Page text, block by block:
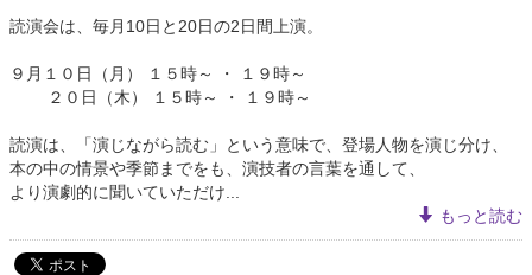
読演会は、毎月10日と20日の2日間上演。
９月１０日（月） １５時～ ・ １９時～
２０日（木） １５時～ ・ １９時～
読演は、「演じながら読む」という意味で、登場人物を演じ分け、
本の中の情景や季節までをも、演技者の言葉を通して、
より演劇的に聞いていただけ...
もっと読む